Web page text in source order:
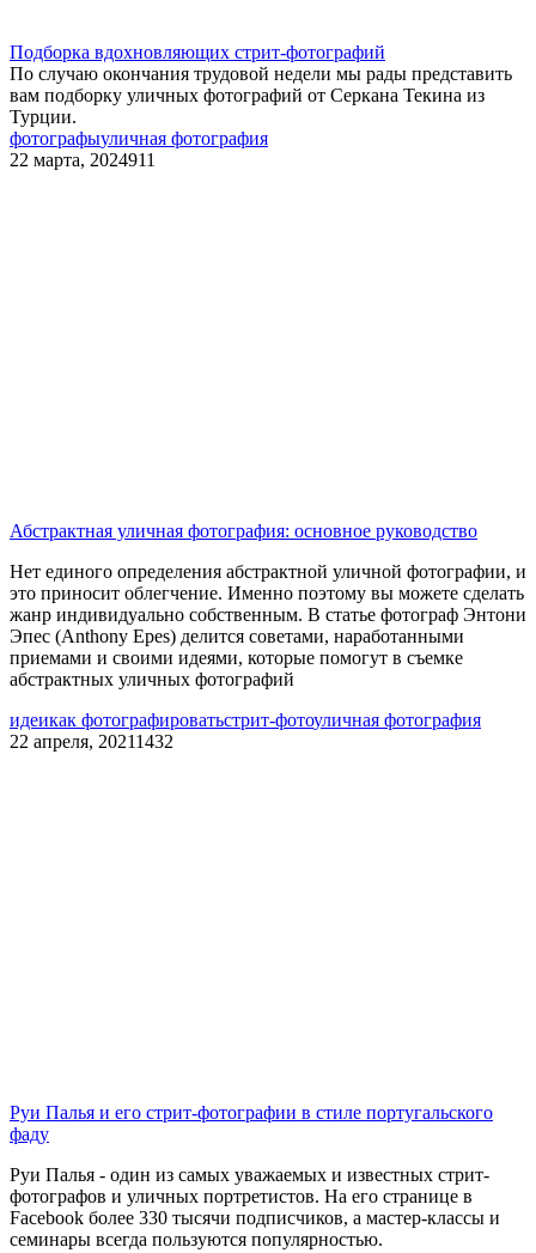
Подборка вдохновляющих стрит-фотографий
По случаю окончания трудовой недели мы рады представить
вам подборку уличных фотографий от Серкана Текина из
Турции.
фотографыуличная фотография
22 марта, 2024911
Абстрактная уличная фотография: основное руководство
Нет единого определения абстрактной уличной фотографии, и
это приносит облегчение. Именно поэтому вы можете сделать
жанр индивидуально собственным. В статье фотограф Энтони
Эпес (Anthony Epes) делится советами, наработанными
приемами и своими идеями, которые помогут в съемке
абстрактных уличных фотографий
идеикак фотографироватьстрит-фотоуличная фотография
22 апреля, 20211432
Руи Палья и его стрит-фотографии в стиле португальского
фаду
Руи Палья - один из самых уважаемых и известных стрит-
фотографов и уличных портретистов. На его странице в
Facebook более 330 тысячи подписчиков, а мастер-классы и
семинары всегда пользуются популярностью.